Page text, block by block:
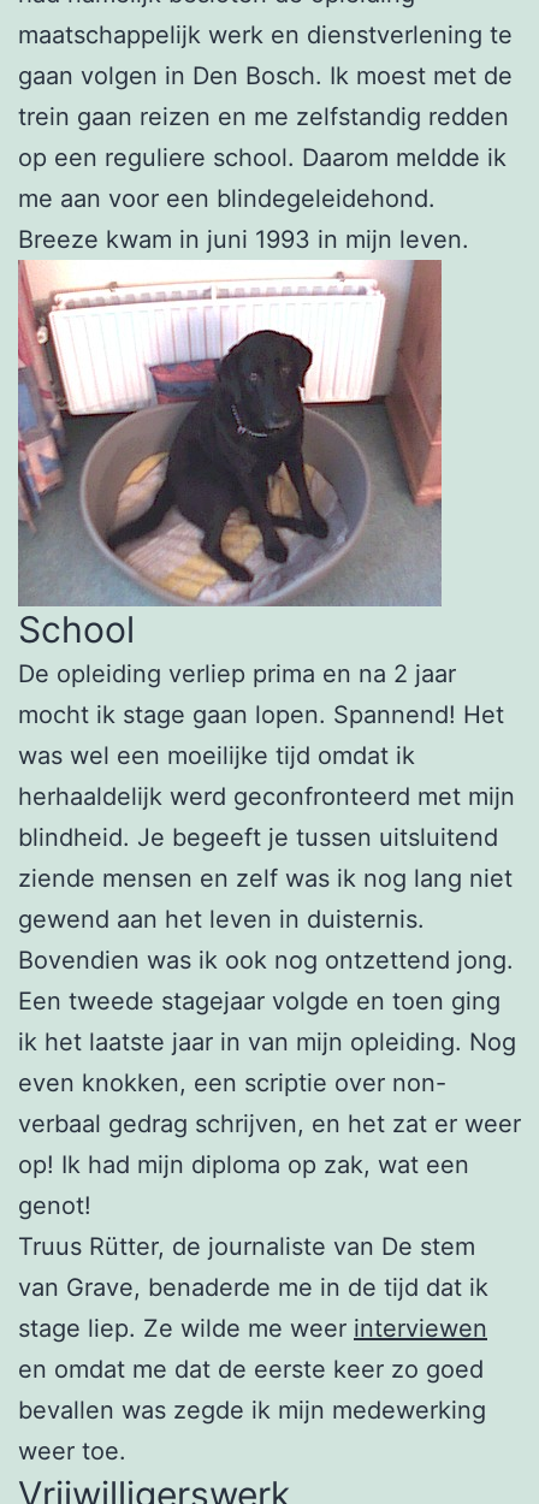
maatschappelijk werk en dienstverlening te
gaan volgen in Den Bosch. Ik moest met de
trein gaan reizen en me zelfstandig redden
op een reguliere school. Daarom meldde ik
me aan voor een blindegeleidehond.
Breeze kwam in juni 1993 in mijn leven.
School
De opleiding verliep prima en na 2 jaar
mocht ik stage gaan lopen. Spannend! Het
was wel een moeilijke tijd omdat ik
herhaaldelijk werd geconfronteerd met mijn
blindheid. Je begeeft je tussen uitsluitend
ziende mensen en zelf was ik nog lang niet
gewend aan het leven in duisternis.
Bovendien was ik ook nog ontzettend jong.
Een tweede stagejaar volgde en toen ging
ik het laatste jaar in van mijn opleiding. Nog
even knokken, een scriptie over non-
verbaal gedrag schrijven, en het zat er weer
op! Ik had mijn diploma op zak, wat een
genot!
Truus Rütter, de journaliste van De stem
van Grave, benaderde me in de tijd dat ik
stage liep. Ze wilde me weer interviewen
en omdat me dat de eerste keer zo goed
bevallen was zegde ik mijn medewerking
weer toe.
Vrijwilligerswerk